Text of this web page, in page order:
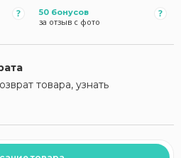
50 бонусов
за отзыв с фото
товара, узнать